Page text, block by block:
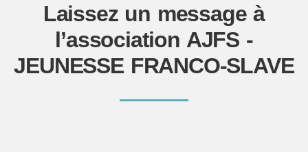
Laissez un message à
l’association AJFS -
JEUNESSE FRANCO-SLAVE